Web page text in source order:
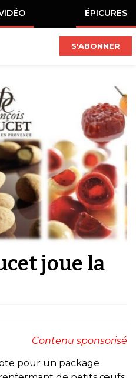
ÉPICURES
S'ABONNER
joue la
Contenu sponsorisé
pour un package